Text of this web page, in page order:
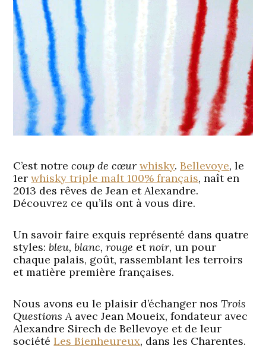
C’est notrecoup de cœur whisky.Bellevoye, le
1erwhisky triple malt 100% français, naît en
2013 des rêves de Jean et Alexandre.
Découvrez ce qu’ils ont à vous dire.
Un savoir faire exquis représenté dans quatre
styles:bleu, blanc, rouge etnoir, un pour
chaque palais, goût, rassemblant les terroirs
et matière première françaises.
Nous avons eu le plaisir d’échanger nosTrois
Questions A avec Jean Moueix, fondateur avec
Alexandre Sirech de Bellevoye et de leur
sociétéLes Bienheureux, dans les Charentes.